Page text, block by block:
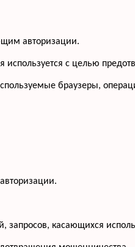
авторизации.
используется с целью
браузеры,
касающихся